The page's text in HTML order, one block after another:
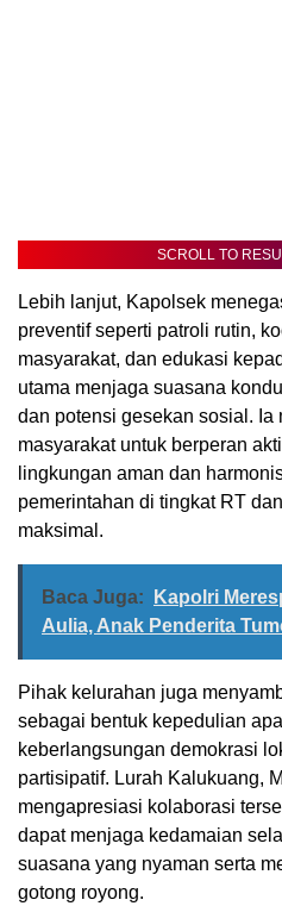
SCROLL TO
Lebih lanjut, Kapolsek
preventif seperti patroli rutin,
masyarakat, dan edukasi
utama menjaga suasana
dan potensi gesekan sosial. Ia
masyarakat untuk berperan
lingkungan aman dan
pemerintahan di tingkat RT
maksimal.
Baca Juga:
Kapolri
Aulia, Anak Penderita
Pihak kelurahan juga
sebagai bentuk kepedulian
keberlangsungan demokrasi
partisipatif. Lurah Kalukuang,
mengapresiasi kolaborasi
dapat menjaga kedamaian
suasana yang nyaman serta
gotong royong.